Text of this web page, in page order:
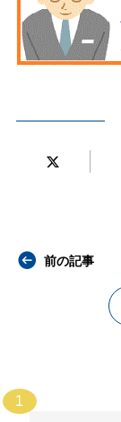
前の記事
1